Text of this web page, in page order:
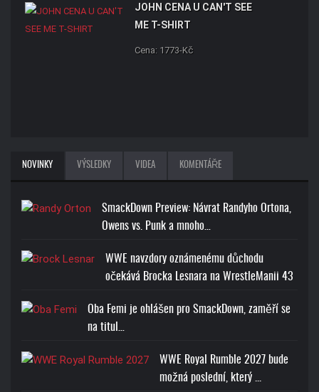
JOHN CENA U CAN'T SEE
ME T-SHIRT
Cena: 1773-Kč
NOVINKY VÝSLEDKY VIDEA KOMENTÁŘE
SmackDown Preview: Návrat Randyho Ortona,
Owens vs. Punk a mnoho…
WWE navzdory oznámenému důchodu
očekává Brocka Lesnara na WrestleManii 43
Oba Femi je ohlášen pro SmackDown, zaměří se
na titul…
WWE Royal Rumble 2027 bude
možná poslední, který ...